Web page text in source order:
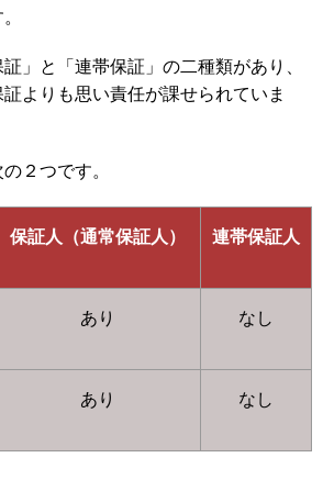
」と「連帯保証」の二種類があり、
よりも思い責任が課せられていま
２つです。
保証人（通常保証人） 連帯保証人
あり なし
あり なし